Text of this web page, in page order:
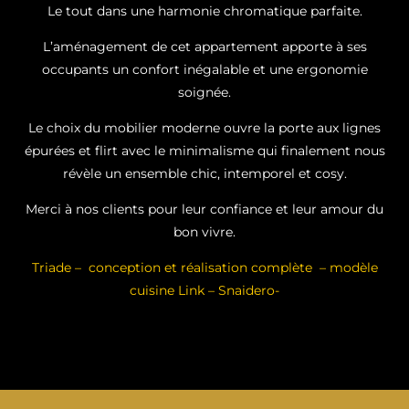
Le tout dans une harmonie chromatique parfaite.
L’aménagement de cet appartement apporte à ses
occupants un confort inégalable et une ergonomie
soignée.
Le choix du mobilier moderne ouvre la porte aux lignes
épurées et flirt avec le minimalisme qui finalement nous
révèle un ensemble chic, intemporel et cosy.
Merci à nos clients pour leur confiance et leur amour du
bon vivre.
Triade – conception et réalisation complète – modèle
cuisine Link – Snaidero-